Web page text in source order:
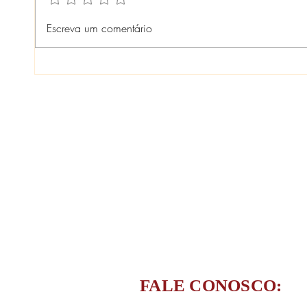
CONFERÊNCIA LIVRE ODS -
SÃO GONÇALO - TERRITÓRIO
Escreva um comentário
FALE CONOSCO: